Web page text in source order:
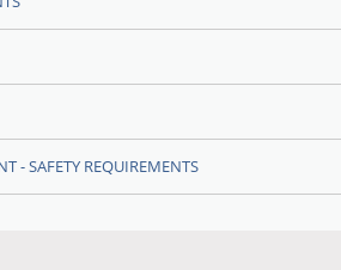
- SAFETY REQUIREMENTS